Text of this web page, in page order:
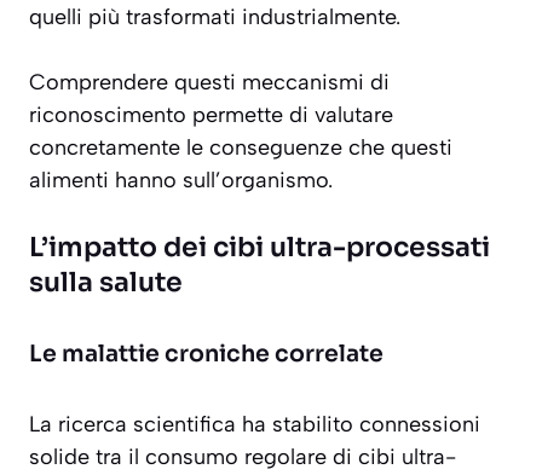
quelli più trasformati industrialmente.
Comprendere questi meccanismi di
riconoscimento permette di valutare
concretamente le conseguenze che questi
alimenti hanno sull’organismo.
L’impatto dei cibi ultra-processati
sulla salute
Le malattie croniche correlate
La ricerca scientifica ha stabilito connessioni
solide tra il consumo regolare di cibi ultra-